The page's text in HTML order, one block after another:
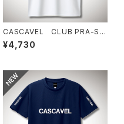
CASCAVEL CLUB PRA-SHI
RT ホワイト
¥4,730